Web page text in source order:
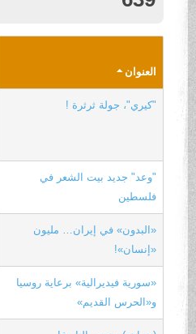
العنوان
"كيري"، جولة ثرثرة !
"وعد" جديد بيت الشعر في
فلسطين
«البدون» في إيران… مليون
«إنسان»!
«سورية فيديرالية» برعاية روسيا
و«الحرس القديم»